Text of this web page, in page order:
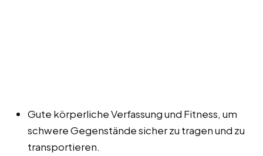
Gute körperliche Verfassung und Fitness, um
schwere Gegenstände sicher zu tragen und zu
transportieren.